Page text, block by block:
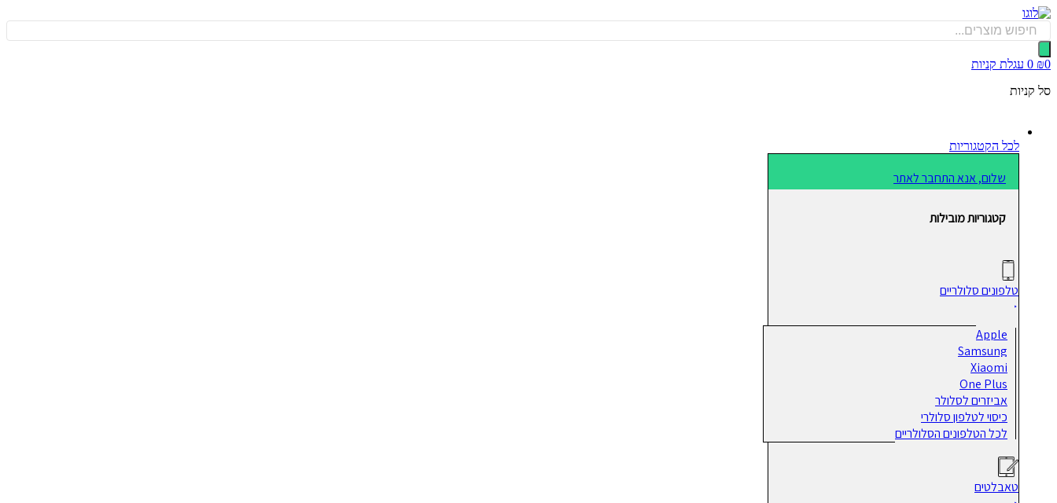
דלג
לתוכן
Products
search
₪0
0 עגלת קניות
סל קניות
לכל הקטגוריות
שלום, אנא התחבר לאתר
קטגוריות מובילות
טלפונים סלולריים
Apple
Samsung
Xiaomi
One Plus
אביזרים לסלולר
כיסוי לטלפון סלולרי
לכל הטלפונים הסלולריים
טאבלטים